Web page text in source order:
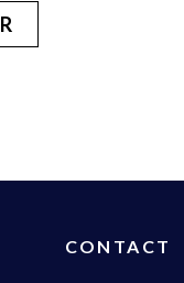
CONTACT